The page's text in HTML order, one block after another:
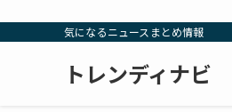
気になるニュースまとめ情報
トレンディナビ